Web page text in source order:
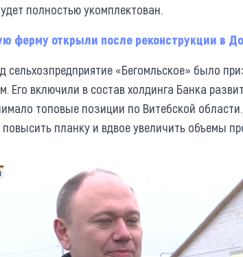
полностью укомплектован.
ферму открыли после реконструкции в
сельхозпредприятие «Бегомльское» было
Его включили в состав холдинга Банка
топовые позиции по Витебской
планку и вдвое увеличить объемы